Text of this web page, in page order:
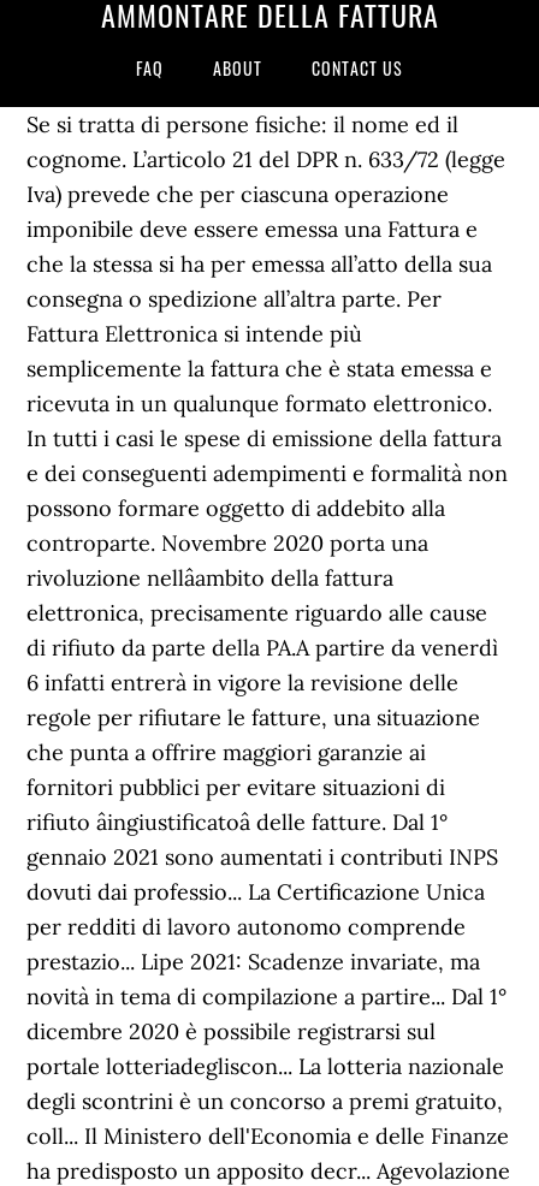
AMMONTARE DELLA FATTURA
FAQ ABOUT CONTACT US
Se si tratta di persone fisiche: il nome ed il
cognome. L’articolo 21 del DPR n. 633/72 (legge
Iva) prevede che per ciascuna operazione
imponibile deve essere emessa una Fattura e
che la stessa si ha per emessa all’atto della sua
consegna o spedizione all’altra parte. Per
Fattura Elettronica si intende più
semplicemente la fattura che è stata emessa e
ricevuta in un qualunque formato elettronico.
In tutti i casi le spese di emissione della fattura
e dei conseguenti adempimenti e formalità non
possono formare oggetto di addebito alla
controparte. Novembre 2020 porta una
rivoluzione nellâambito della fattura
elettronica, precisamente riguardo alle cause
di rifiuto da parte della PA.A partire da venerdì
6 infatti entrerà in vigore la revisione delle
regole per rifiutare le fatture, una situazione
che punta a offrire maggiori garanzie ai
fornitori pubblici per evitare situazioni di
rifiuto âingiustificatoâ delle fatture. Dal 1°
gennaio 2021 sono aumentati i contributi INPS
dovuti dai professio... La Certificazione Unica
per redditi di lavoro autonomo comprende
prestazio... Lipe 2021: Scadenze invariate, ma
novità in tema di compilazione a partire... Dal 1°
dicembre 2020 è possibile registrarsi sul
portale lotteriadegliscon... La lotteria nazionale
degli scontrini è un concorso a premi gratuito,
coll... Il Ministero dell'Economia e delle Finanze
ha predisposto un apposito decr... Agevolazione